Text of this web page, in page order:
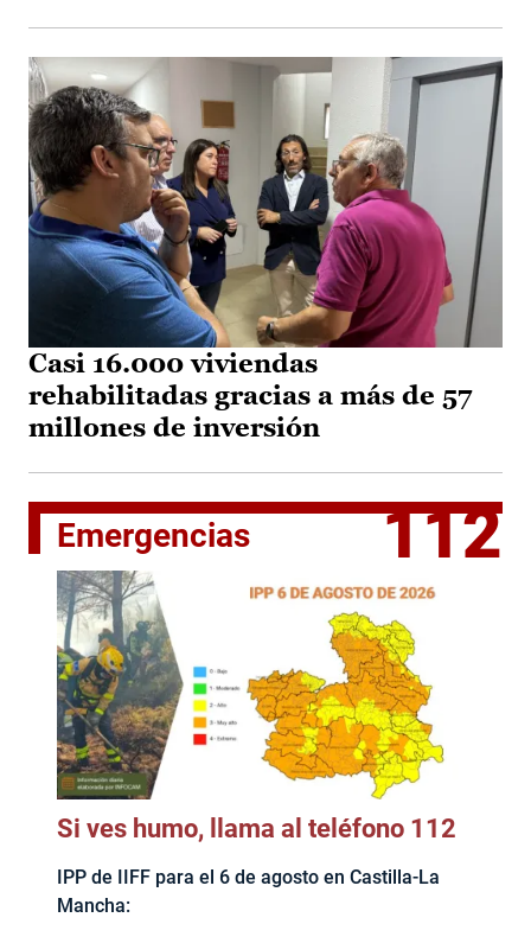
Casi 16.000 viviendas
rehabilitadas gracias a más de 57
millones de inversión
Emergencias 112
Si ves humo, llama al teléfono 112
IPP de IIFF para el 6 de agosto en Castilla-La
Mancha: